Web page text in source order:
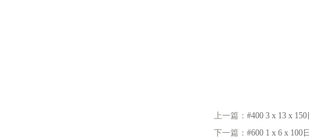
上一篇： #400 3 x 13 x
下一篇： #600 1 x 6 x 100